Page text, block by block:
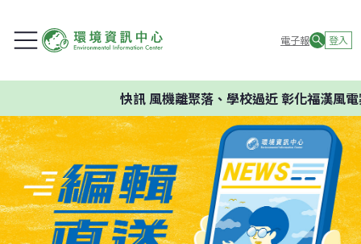
電子報 登入
快訊風機離聚落、學校過近 彰化福漢風電